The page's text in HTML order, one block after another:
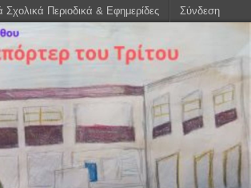
Σχολικά Περιοδικά & Εφημερίδες Σύνδεση